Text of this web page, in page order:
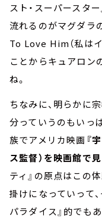
スト・スーパースタ
流れるのがマグダラ
To Love Him（私は
ことからキュアロン
ね。
ちなみに、明らかに
分っていうのもいっ
族でアメリカ映画 『
ス監督）を映画館で
ティ』の原点はこの
掛けになっていって
パラダイス』的でも